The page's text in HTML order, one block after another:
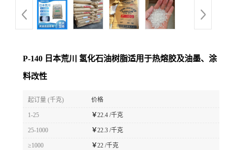
P-140 日本荒川 氢化石油树脂适用于热熔胶及油墨、涂
料改性
起订量 (千克) 价格
1-25 ￥22.4 /千克
25-1000 ￥22.3 /千克
≥1000 ￥22 /千克